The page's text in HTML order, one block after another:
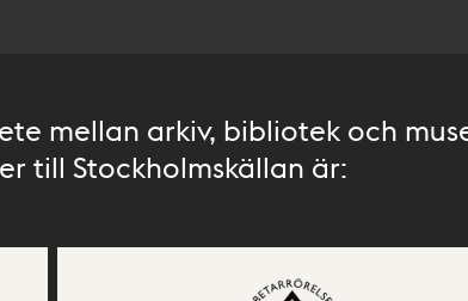
mellan arkiv, bibliotek och
till Stockholmskällan är: